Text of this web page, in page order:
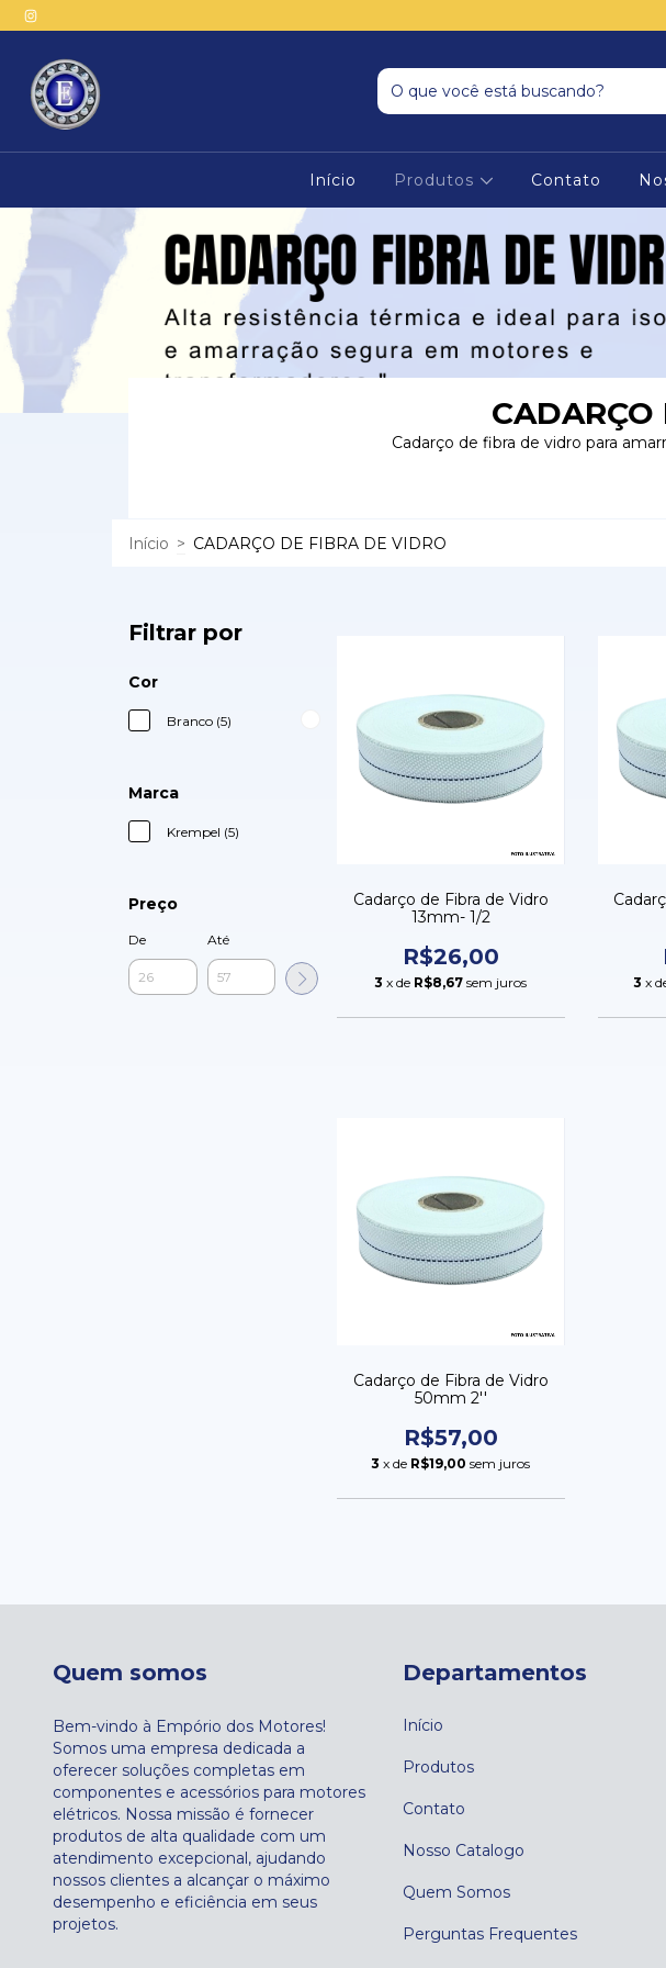
Início Produtos Contato
Cadarço de fibra de vidro para
Início > CADARÇO DE FIBRA DE VIDRO
Filtrar por
Cor
Branco (5)
Marca
Krempel (5)
Preço
De Até
Cadarço de Fibra de Vidro
13mm- 1/2
R$26,00
3 x de R$8,67 sem juros 3 x
Cadarço de Fibra de Vidro
50mm 2''
R$57,00
3 x de R$19,00 sem juros
Quem somos
Bem-vindo à Empório dos Motores!
Somos uma empresa dedicada a
oferecer soluções completas em
componentes e acessórios para motores
elétricos. Nossa missão é fornecer
produtos de alta qualidade com um
atendimento excepcional, ajudando
nossos clientes a alcançar o máximo
desempenho e eficiência em seus
projetos.
Departamentos
Início
Produtos
Contato
Nosso Catalogo
Quem Somos
Perguntas Frequentes